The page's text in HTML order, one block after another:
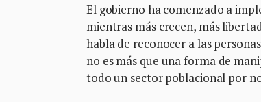
El gobierno ha comenzado a
mientras más crecen, más
habla de reconocer a las
no es más que una forma de
todo un sector poblacional por